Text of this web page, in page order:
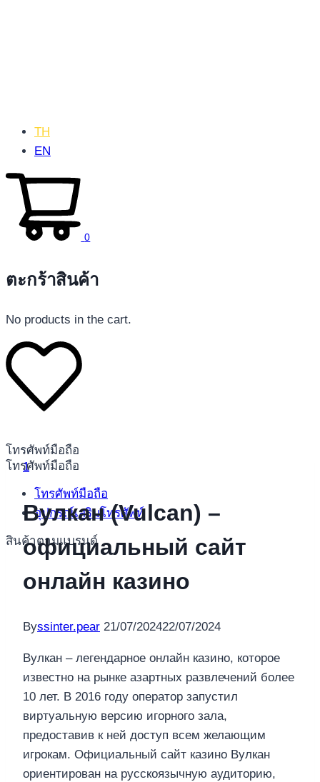
โทรศัพท์มือถือ
โทรศัพท์มือถือ
โทรศัพท์มือถือ
อุปกรณ์เสริมโทรศัพท์
สินค้าตามแบรนด์
TH
EN
0
ตะกร้าสินค้า
No products in the cart.
1
Вулкан (Vulсan) –
официальный сайт
онлайн казино
Byssinter.pear 21/07/202422/07/2024
Вулкан – легендарное онлайн казино, которое
известно на рынке азартных развлечений более
10 лет. В 2016 году оператор запустил
виртуальную версию игорного зала,
предоставив к ней доступ всем желающим
игрокам. Официальный сайт казино Вулкан
ориентирован на русскоязычную аудиторию,